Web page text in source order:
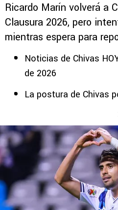
Ricardo Marín volverá a
Clausura 2026, pero
mientras espera para
Noticias de Chivas
de 2026
La postura de Chivas